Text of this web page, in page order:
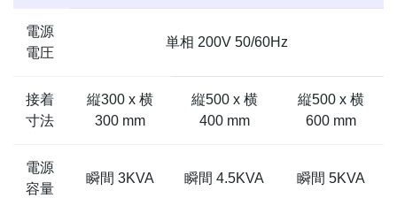
電源
電圧
単相 200V 50/60Hz
接着
寸法
縦300 x 横
300 mm
縦500 x 横
400 mm
縦500 x 横
600 mm
電源
容量
瞬間 3KVA 瞬間 4.5KVA 瞬間 5KVA